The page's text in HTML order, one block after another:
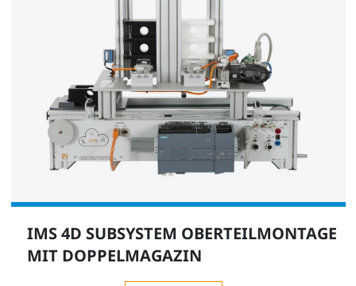
IMS 4D SUBSYSTEM OBERTEILMONTAGE
MIT DOPPELMAGAZIN